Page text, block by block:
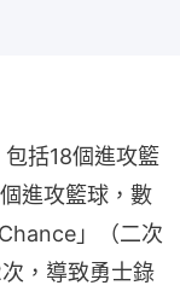
括18個進攻籃
進攻籃球，數
」（二次
，導致勇士錄